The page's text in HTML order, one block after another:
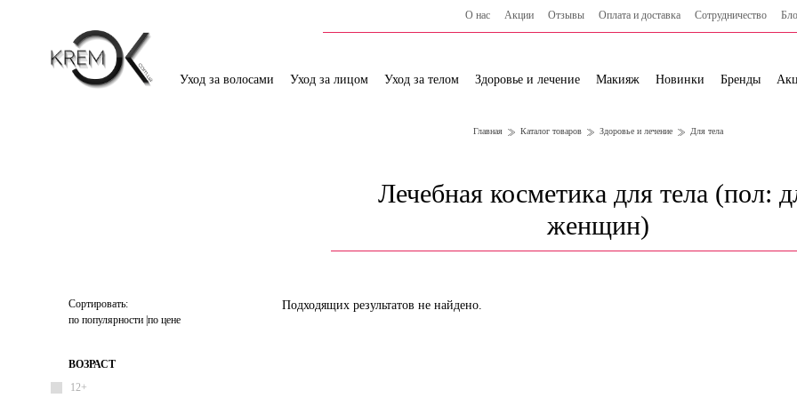
О нас Акции Отзывы Оплата и доставка Сотрудничество
Уход за волосами Уход за лицом Уход за телом Здоровье и лечение Макияж Новинки Бренды
Главная Каталог товаров Здоровье и лечение Для тела
Лечебная косметика для тела (пол:
женщин)
Сортировать:
по популярности по цене
ВОЗРАСТ
12+
Подходящих результатов не найдено.